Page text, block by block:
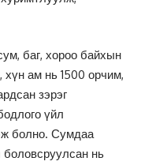
баг, хороо байхын
хүн ам нь 1500 орчим,
зэрэг
үйл
болно. Сумдаа
боловсруулсан нь